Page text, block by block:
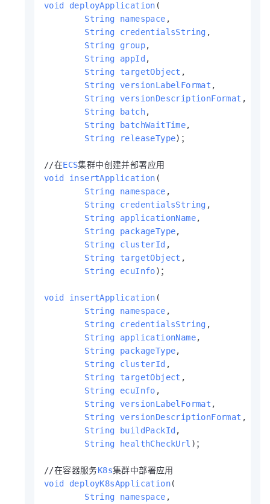
void deployApplication (
String
namespace ,
String
credentialsString ,
String
group,
String
appId ,
String
targetObject ,
String versionLabelFormat ,
String versionDescriptionFormat ,
String
batch,
String
batchWaitTime,
String
releaseType)；
//在ECS
void
insertApplication (
String
namespace ,
String
credentialsString ,
String
applicationName,
String
packageType,
String
clusterId ,
String
targetObject ,
String
ecuInfo)；
void insertApplication (
String
namespace ,
String
credentialsString ,
String
applicationName,
String
packageType,
String
clusterId ,
String
targetObject ,
String
ecuInfo ,
String versionLabelFormat ,
String versionDescriptionFormat ,
String
buildPackId ,
String
healthCheckUrl )；
//在容器服务K8s
void
deployK8sApplication(
String
namespace ,